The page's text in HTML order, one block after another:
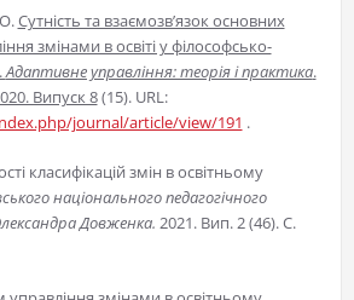
Сутність та взаємозв’язок основних
змінами в освіті у філософсько-
Адаптивне управління: теорія і практика.
Випуск 8(15). URL:
journal/article/view/191 .
класифікацій змін в освітньому
національного педагогічного
Довженка. 2021. Вип. 2 (46). С.